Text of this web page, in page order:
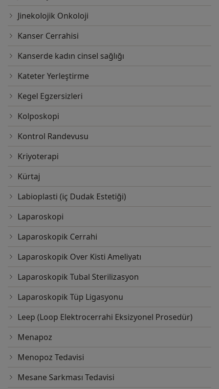
Jinekolojik Onkoloji
Kanser Cerrahisi
Kanserde kadın cinsel sağlığı
Kateter Yerleştirme
Kegel Egzersizleri
Kolposkopi
Kontrol Randevusu
Kriyoterapi
Kürtaj
Labioplasti (iç Dudak Estetiği)
Laparoskopi
Laparoskopik Cerrahi
Laparoskopik Over Kisti Ameliyatı
Laparoskopik Tubal Sterilizasyon
Laparoskopik Tüp Ligasyonu
Leep (Loop Elektrocerrahi Eksizyonel Prosedür)
Menapoz
Menopoz Tedavisi
Mesane Sarkması Tedavisi